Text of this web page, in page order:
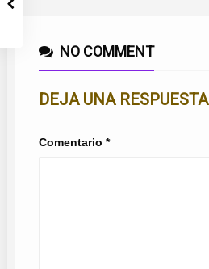
NO COMMENT
DEJA UNA RESPUESTA
Comentario *